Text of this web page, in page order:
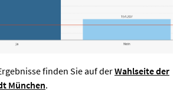
finden Sie auf derWahlseite der
München.